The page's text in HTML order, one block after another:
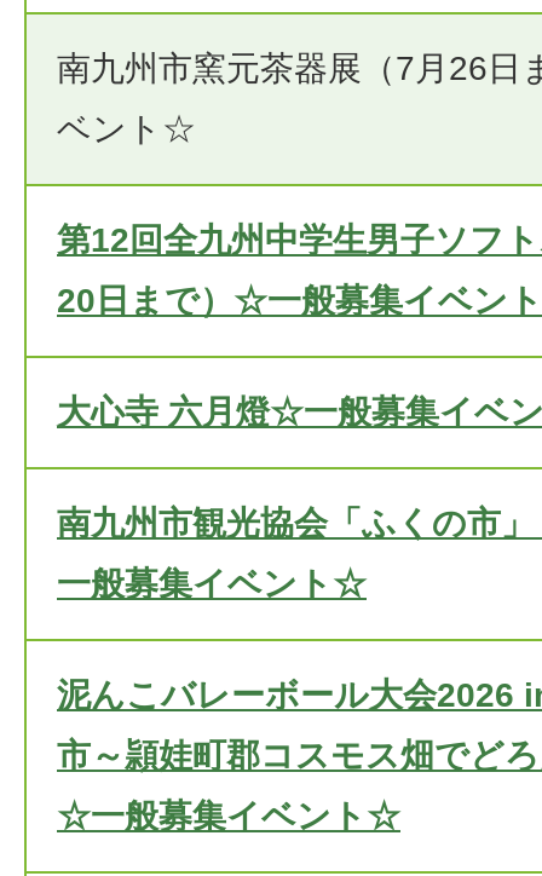
南九州市窯元茶器展（7月26
ベント☆
第12回全九州中学生男子ソフ
20日まで）☆一般募集イベン
大心寺 六月燈☆一般募集イベ
南九州市観光協会「ふくの市
一般募集イベント☆
泥んこバレーボール大会2026
市～頴娃町郡コスモス畑でど
☆一般募集イベント☆